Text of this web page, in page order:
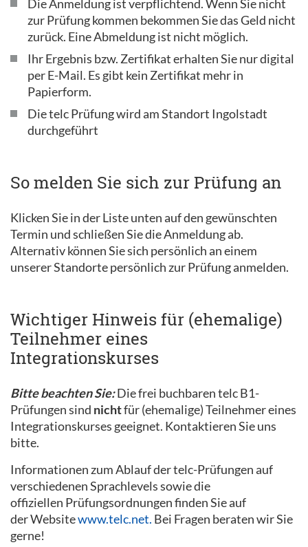
Die Anmeldung ist verpflichtend. Wenn Sie nicht
zur Prüfung kommen bekommen Sie das Geld nicht
zurück. Eine Abmeldung ist nicht möglich.
Ihr Ergebnis bzw. Zertifikat erhalten Sie nur digital
per E-Mail. Es gibt kein Zertifikat mehr in
Papierform.
Die telc Prüfung wird am Standort Ingolstadt
durchgeführt
So melden Sie sich zur Prüfung an
Klicken Sie in der Liste unten auf den gewünschten
Termin und schließen Sie die Anmeldung ab.
Alternativ können Sie sich persönlich an einem
unserer Standorte persönlich zur Prüfung anmelden.
Wichtiger Hinweis für (ehemalige)
Teilnehmer eines
Integrationskurses
Bitte beachten Sie:Die frei buchbaren telc B1-
Prüfungen sind nichtfür (ehemalige) Teilnehmer eines
Integrationskurses geeignet. Kontaktieren Sie uns
bitte.
Informationen zum Ablauf der telc-Prüfungen auf
verschiedenen Sprachlevels sowie die
offiziellen Prüfungsordnungen finden Sie auf
der Websitewww.telc.net. Bei Fragen beraten wir Sie
gerne!